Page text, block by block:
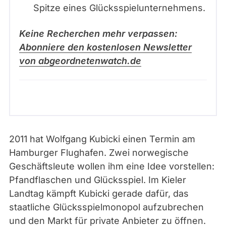
Spitze eines Glücksspielunternehmens.
Keine Recherchen mehr verpassen:
Abonniere den kostenlosen Newsletter
von abgeordnetenwatch.de
2011 hat Wolfgang Kubicki einen Termin am
Hamburger Flughafen. Zwei norwegische
Geschäftsleute wollen ihm eine Idee vorstellen:
Pfandflaschen und Glücksspiel. Im Kieler
Landtag kämpft Kubicki gerade dafür, das
staatliche Glücksspielmonopol aufzubrechen
und den Markt für private Anbieter zu öffnen.